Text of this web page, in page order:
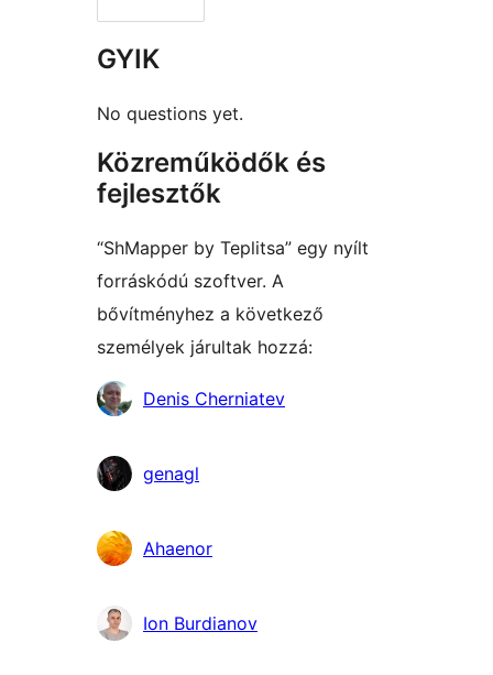
GYIK
No questions yet.
Közreműködők és
fejlesztők
“ShMapper by Teplitsa” egy nyílt
forráskódú szoftver. A
bővítményhez a következő
személyek járultak hozzá:
Közreműködők
Denis Cherniatev
genagl
Ahaenor
Ion Burdianov